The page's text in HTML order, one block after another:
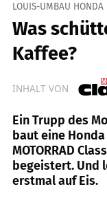
LOUIS-UMBAU HONDA
Was
Kaffee?
INHALT VON
Ein Trupp des
baut eine
MOTORRAD
begeistert. Und
erstmal auf Eis.